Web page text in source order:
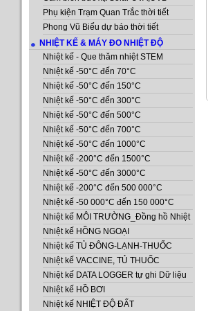
Phụ kiện Trạm Quan Trắc thời tiết
Phong Vũ Biểu dự báo thời tiết
NHIỆT KẾ & MÁY ĐO NHIỆT ĐỘ
Nhiệt kế - Que thăm nhiệt STEM
Nhiệt kế -50°C đến 70°C
Nhiệt kế -50°C đến 150°C
Nhiệt kế -50°C đến 300°C
Nhiệt kế -50°C đến 500°C
Nhiệt kế -50°C đến 700°C
Nhiệt kế -50°C đến 1000°C
Nhiệt kế -200°C đến 1500°C
Nhiệt kế -50°C đến 3000°C
Nhiệt kế -200°C đến 500 000°C
Nhiệt kế -50 000°C đến 150 000°C
Nhiệt kế MÔI TRƯỜNG_Đồng hồ Nhiệt
Nhiệt kế HỒNG NGOẠI
Nhiệt kế TỦ ĐÔNG-LẠNH-THUỐC
Nhiệt kế VACCINE, TỦ THUỐC
Nhiệt kế DATA LOGGER tự ghi Dữ liệu
Nhiệt kế HỒ BƠI
Nhiệt kế NHIỆT ĐỘ ĐẤT